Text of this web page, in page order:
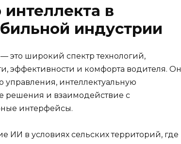
интеллекта в
индустрии
это широкий спектр технологий,
эффективности и комфорта водителя. Он
управления, интеллектуальную
решения и взаимодействие с
интерфейсы.
в условиях сельских территорий, где